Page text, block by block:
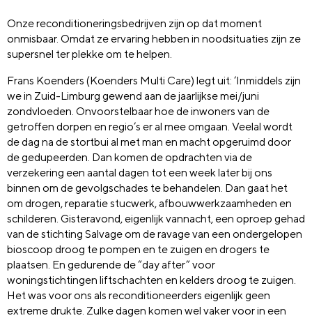
Onze reconditioneringsbedrijven zijn op dat moment
onmisbaar. Omdat ze ervaring hebben in noodsituaties zijn ze
supersnel ter plekke om te helpen.
Frans Koenders (Koenders Multi Care) legt uit: ‘Inmiddels zijn
we in Zuid-Limburg gewend aan de jaarlijkse mei/juni
zondvloeden. Onvoorstelbaar hoe de inwoners van de
getroffen dorpen en regio’s er al mee omgaan. Veelal wordt
de dag na de stortbui al met man en macht opgeruimd door
de gedupeerden. Dan komen de opdrachten via de
verzekering een aantal dagen tot een week later bij ons
binnen om de gevolgschades te behandelen. Dan gaat het
om drogen, reparatie stucwerk, afbouwwerkzaamheden en
schilderen. Gisteravond, eigenlijk vannacht, een oproep gehad
van de stichting Salvage om de ravage van een ondergelopen
bioscoop droog te pompen en te zuigen en drogers te
plaatsen. En gedurende de “day after” voor
woningstichtingen liftschachten en kelders droog te zuigen.
Het was voor ons als reconditioneerders eigenlijk geen
extreme drukte. Zulke dagen komen wel vaker voor in een